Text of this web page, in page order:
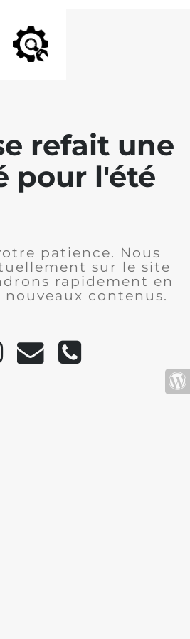
refait une
pour l'été
patience. Nous
sur le site
rapidement en
nouveaux contenus.